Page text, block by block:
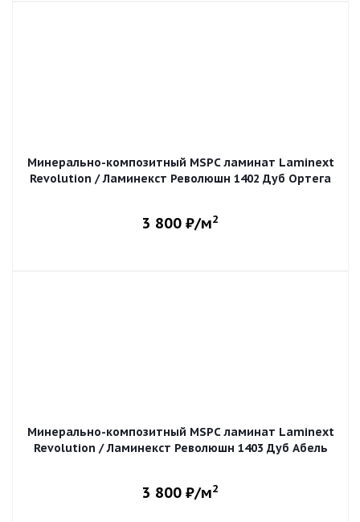
Минерально-композитный MSPC ламинат Laminext
Revolution / Ламинекст Революшн 1402 Дуб Ортега
3 800 ₽/м2
Минерально-композитный MSPC ламинат Laminext
Revolution / Ламинекст Революшн 1403 Дуб Абель
3 800 ₽/м2